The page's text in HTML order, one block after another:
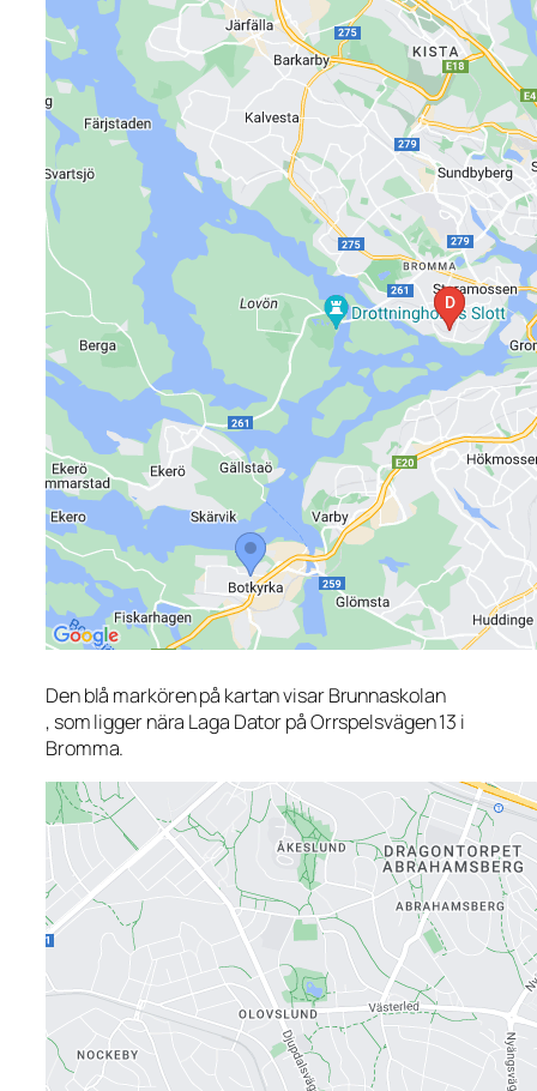
Den blå markören på kartan visar Brunnaskolan
, som ligger nära Laga Dator på Orrspelsvägen 13 i
Bromma.